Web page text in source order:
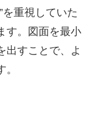
を重視していた
す。図面を最小
出すことで、よ